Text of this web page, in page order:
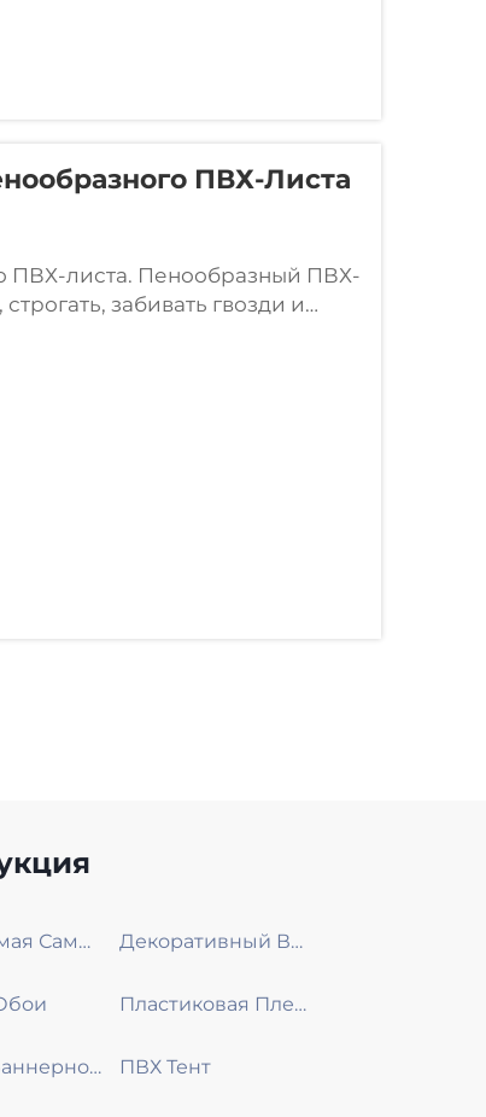
ПВХ-Листа
ПВХ-листа. Пенообразный ПВХ-
забивать гвозди и
Печатаемая Самоклеющаяся Виниловая Пленка Декоративный Винил
Пластиковая Пленка
Гибкое Баннерное Полотно ПВХ Тент